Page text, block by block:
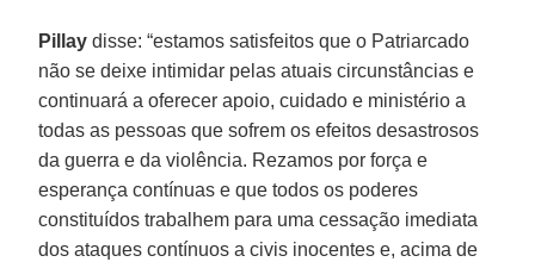
Pillay disse: “estamos satisfeitos que o Patriarcado
não se deixe intimidar pelas atuais circunstâncias e
continuará a oferecer apoio, cuidado e ministério a
todas as pessoas que sofrem os efeitos desastrosos
da guerra e da violência. Rezamos por força e
esperança contínuas e que todos os poderes
constituídos trabalhem para uma cessação imediata
dos ataques contínuos a civis inocentes e, acima de